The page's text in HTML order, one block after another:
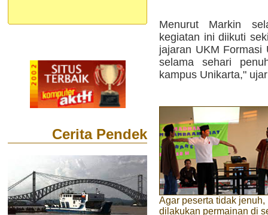
Cerita Pendek
Menurut Markin
kegiatan ini diikuti
jajaran UKM Formasi
selama sehari
kampus Unikarta,"
Agar peserta tidak jenuh,
dilakukan permainan di